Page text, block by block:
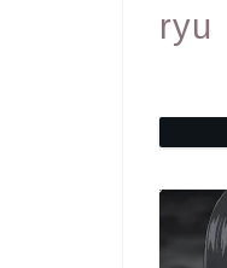
ryu